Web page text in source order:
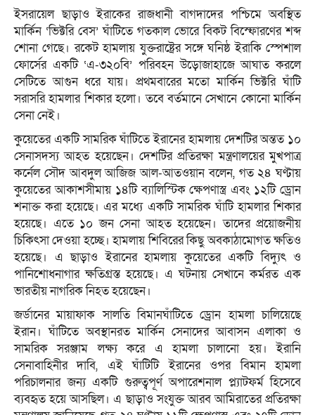
ইসরায়েল ছাড়াও ইরাকের রাজধানী বাগদাদের পশ্চিমে অবস্থিত
মার্কিন ‘ভিক্টরি বেস’ ঘাঁটিতে গতকাল ভোরে বিকট বিস্ফোরণের শব্দ
শোনা গেছে। রকেট হামলায় যুক্তরাষ্ট্রের সঙ্গে ঘনিষ্ঠ ইরাকি স্পেশাল
ফোর্সের একটি ‘এ-৩২০বি’ পরিবহন উড়োজাহাজে আঘাত করলে
সেটিতে আগুন ধরে যায়। প্রথমবারের মতো মার্কিন ভিক্টরি ঘাঁটি
সরাসরি হামলার শিকার হলো। তবে বর্তমানে সেখানে কোনো মার্কিন
সেনা নেই।
কুয়েতের একটি সামরিক ঘাঁটিতে ইরানের হামলায় দেশটির অন্তত ১০
সেনাসদস্য আহত হয়েছেন। দেশটির প্রতিরক্ষা মন্ত্রণালয়ের মুখপাত্র
কর্নেল সৌদ আবদুল আজিজ আল-আতওয়ান বলেন, গত ২৪ ঘণ্টায়
কুয়েতের আকাশসীমায় ১৪টি ব্যালিস্টিক ক্ষেপণাস্ত্র এবং ১২টি ড্রোন
শনাক্ত করা হয়েছে। এর মধ্যে একটি সামরিক ঘাঁটি হামলার শিকার
হয়েছে। এতে ১০ জন সেনা আহত হয়েছেন। তাদের প্রয়োজনীয়
চিকিৎসা দেওয়া হচ্ছে। হামলায় শিবিরের কিছু অবকাঠামোগত ক্ষতিও
হয়েছে। এ ছাড়াও ইরানের হামলায় কুয়েতের একটি বিদ্যুৎ ও
পানিশোধনাগার ক্ষতিগ্রস্ত হয়েছে। এ ঘটনায় সেখানে কর্মরত এক
ভারতীয় নাগরিক নিহত হয়েছেন।
জর্ডানের মায়াফাক সালতি বিমানঘাঁটিতে ড্রোন হামলা চালিয়েছে
ইরান। ঘাঁটিতে অবস্থানরত মার্কিন সেনাদের আবাসন এলাকা ও
সামরিক সরঞ্জাম লক্ষ্য করে এ হামলা চালানো হয়। ইরানি
সেনাবাহিনীর দাবি, এই ঘাঁটিটি ইরানের ওপর বিমান হামলা
পরিচালনার জন্য একটি গুরুত্বপূর্ণ অপারেশনাল প্ল্যাটফর্ম হিসেবে
ব্যবহৃত হয়ে আসছিল। এ ছাড়াও সংযুক্ত আরব আমিরাতের প্রতিরক্ষা